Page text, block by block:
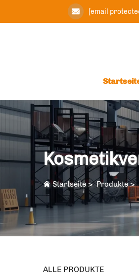
[email
Startseite>Produkte>
ALLE PRODUKTE